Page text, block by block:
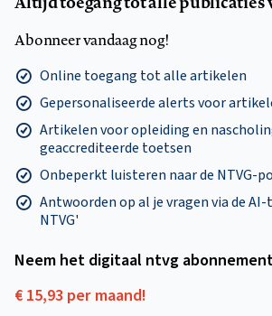
Abonneer vandaag nog!
Online toegang tot alle artikelen
Gepersonaliseerde alerts voor
Artikelen voor opleiding en
geaccrediteerde toetsen
Onbeperkt luisteren naar de NTVG-
Antwoorden op al je vragen via de
NTVG'
Neem het digitaal ntvg
€ 15,93 per maand!